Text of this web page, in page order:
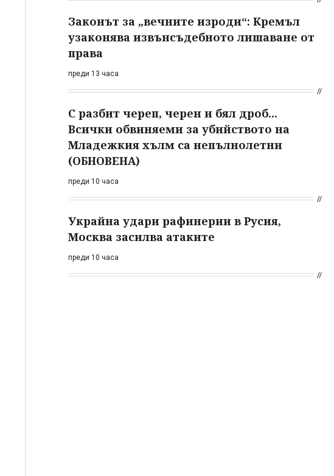
Законът за „вечните изроди“: Кремъл
узаконява извънсъдебното лишаване от
права
преди 13 часа
С разбит череп, черен и бял дроб...
Всички обвиняеми за убийството на
Младежкия хълм са непълнолетни
(ОБНОВЕНА)
преди 10 часа
Украйна удари рафинерии в Русия,
Москва засилва атаките
преди 10 часа